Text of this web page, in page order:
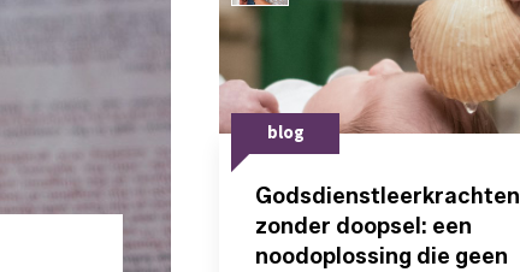
blog
Godsdienstleerkrachten
zonder doopsel: een
noodoplossing die geen